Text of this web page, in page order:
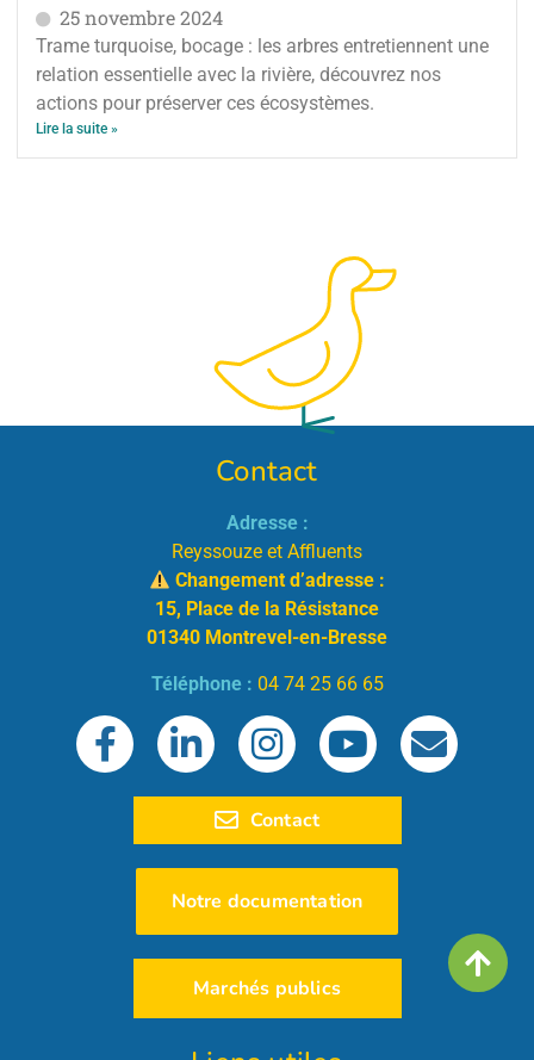
25 novembre 2024
Trame turquoise, bocage : les arbres entretiennent une
relation essentielle avec la rivière, découvrez nos
actions pour préserver ces écosystèmes.
Lire la suite »
Contact
Adresse :
Reyssouze et Affluents
Changement d’adresse :
15, Place de la Résistance
01340 Montrevel-en-Bresse
Téléphone : 04 74 25 66 65
Contact
Notre documentation
Marchés publics